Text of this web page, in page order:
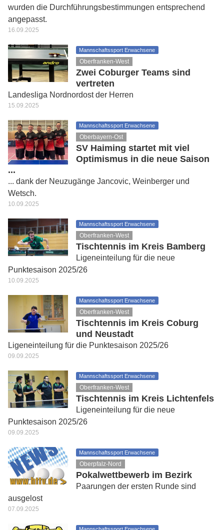
wurden die Durchführungsbestimmungen entsprechend
angepasst.
16.09.2025
Mannschaftssport Erwachsene
Oberfranken-West
Zwei Coburger Teams sind
vertreten
Landesliga Nordnordost der Herren
15.09.2025
Mannschaftssport Erwachsene
Oberbayern-Ost
SV Haiming startet mit viel
Optimismus in die neue Saison
...
... dank der Neuzugänge Jancovic, Weinberger und
Wetsch.
10.09.2025
Mannschaftssport Erwachsene
Oberfranken-West
Tischtennis im Kreis Bamberg
Ligeneinteilung für die neue
Punktesaison 2025/26
10.09.2025
Mannschaftssport Erwachsene
Oberfranken-West
Tischtennis im Kreis Coburg
und Neustadt
Ligeneinteilung für die Punktesaison 2025/26
09.09.2025
Mannschaftssport Erwachsene
Oberfranken-West
Tischtennis im Kreis Lichtenfels
Ligeneinteilung für die neue
Punktesaison 2025/26
09.09.2025
Mannschaftssport Erwachsene
Oberpfalz-Nord
Pokalwettbewerb im Bezirk
Paarungen der ersten Runde sind
ausgelost
07.09.2025